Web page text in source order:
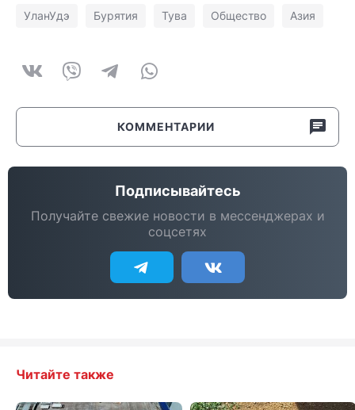
УланУдэ Бурятия Тува Общество Азия
КОММЕНТАРИИ
Подписывайтесь
Получайте свежие новости в мессенджерах и
соцсетях
Читайте также